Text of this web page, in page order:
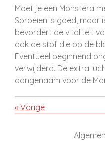
Moet je een Monstera
Sproeien is goed, maar
bevordert de vitaliteit
ook de stof die op de
Eventueel beginnend
verwijderd. De extra
aangenaam voor de
« Vorige